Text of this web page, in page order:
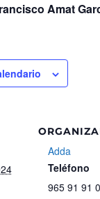
Amat
Adda
Teléfono
965 91 91